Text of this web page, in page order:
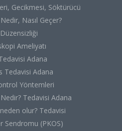
Gecikmesi, Söktürücü
Nasıl Geçer?
Ameliyatı
Adana
Tedavisi Adana
Yöntemleri
Tedavisi Adana
olur? Tedavisi
Sendromu (PKOS)